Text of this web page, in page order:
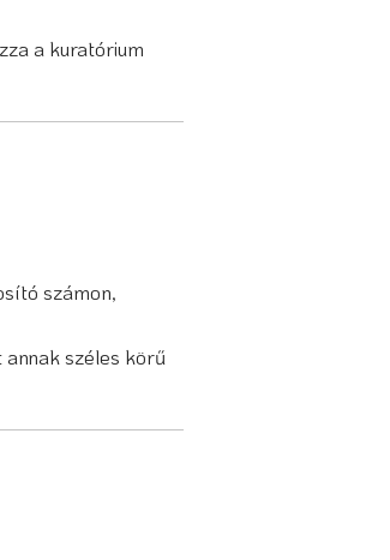
a kuratórium
számon,
széles körű